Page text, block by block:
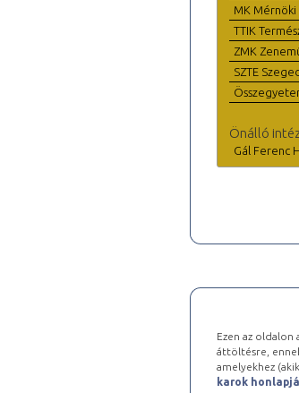
MK Mérnöki
TTIK
ZMK
SZTE
Önálló
Gál Ferenc
Ezen az
áttöltésre,
amelyekhez
karok